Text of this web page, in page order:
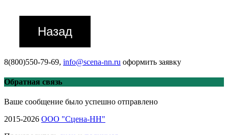
8(800)550-79-69, info@scena-nn.ru оформить заявку
Обратная связь
Ваше сообщение было успешно отправлено
2015-2026 ООО "Сцена-НН"